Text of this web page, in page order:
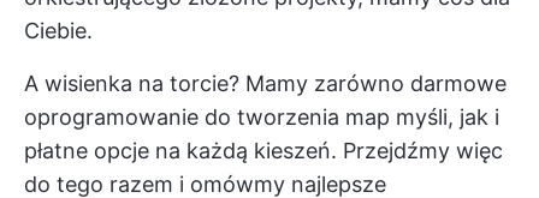
Ciebie.
A wisienka na torcie? Mamy zarówno darmowe
oprogramowanie do tworzenia map myśli, jak i
płatne opcje na każdą kieszeń. Przejdźmy więc
do tego razem i omówmy najlepsze